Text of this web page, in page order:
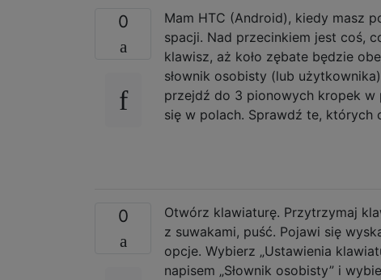
0
Mam HTC (Android), kiedy masz
spacji. Nad przecinkiem jest coś,
klawisz, aż koło zębate będzie
słownik osobisty (lub
przejdź do 3 pionowych kropek w
się w polach. Sprawdź te, których
0
Otwórz klawiaturę. Przytrzymaj
z suwakami, puść. Pojawi się
opcje. Wybierz „Ustawienia
napisem „Słownik osobisty” i